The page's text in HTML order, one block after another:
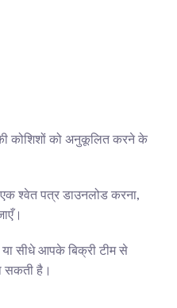
कोशिशों को अनुकूलित करने के
श्वेत पत्र डाउनलोड करना,
या सीधे आपके बिक्री टीम से
सकती है।